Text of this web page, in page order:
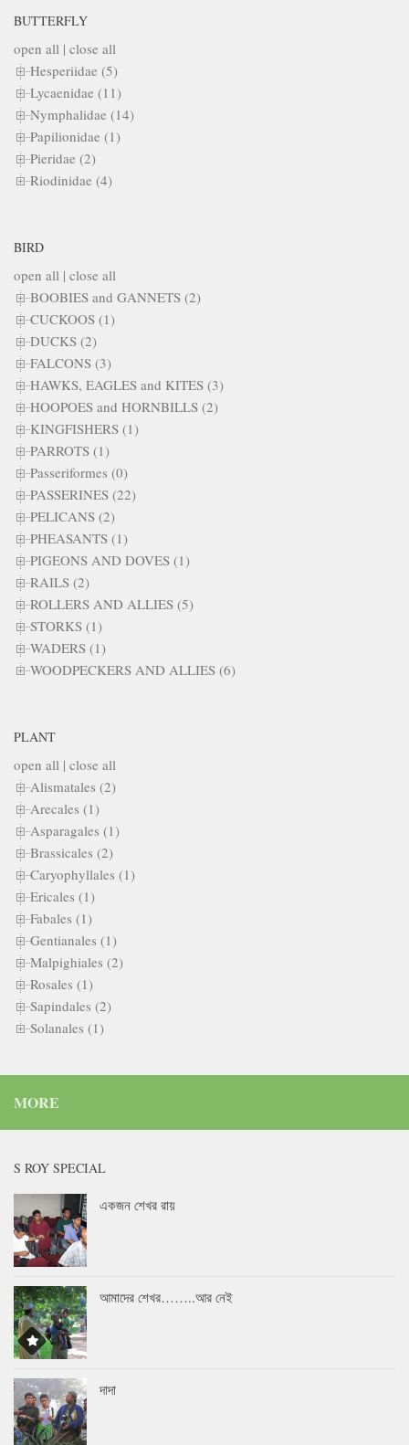
BUTTERFLY
open all | close all
Hesperiidae (5)
Lycaenidae (11)
Nymphalidae (14)
Papilionidae (1)
Pieridae (2)
Riodinidae (4)
BIRD
open all | close all
BOOBIES and GANNETS (2)
CUCKOOS (1)
DUCKS (2)
FALCONS (3)
HAWKS, EAGLES and KITES (3)
HOOPOES and HORNBILLS (2)
KINGFISHERS (1)
PARROTS (1)
Passeriformes (0)
PASSERINES (22)
PELICANS (2)
PHEASANTS (1)
PIGEONS AND DOVES (1)
RAILS (2)
ROLLERS AND ALLIES (5)
STORKS (1)
WADERS (1)
WOODPECKERS AND ALLIES (6)
PLANT
open all | close all
Alismatales (2)
Arecales (1)
Asparagales (1)
Brassicales (2)
Caryophyllales (1)
Ericales (1)
Fabales (1)
Gentianales (1)
Malpighiales (2)
Rosales (1)
Sapindales (2)
Solanales (1)
MORE
S ROY SPECIAL
একজন শেখর রায়
আমাদের শেখর……..আর নেই
দাদা